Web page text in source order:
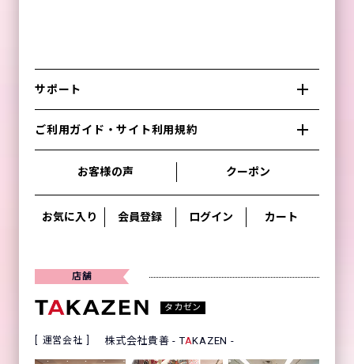
サポート
ご利用ガイド・サイト利用規約
お客様の声 クーポン
お気に入り 会員登録 ログイン カート
店舗
タカゼン
運営会社 株式会社貴善 - TAKAZEN -